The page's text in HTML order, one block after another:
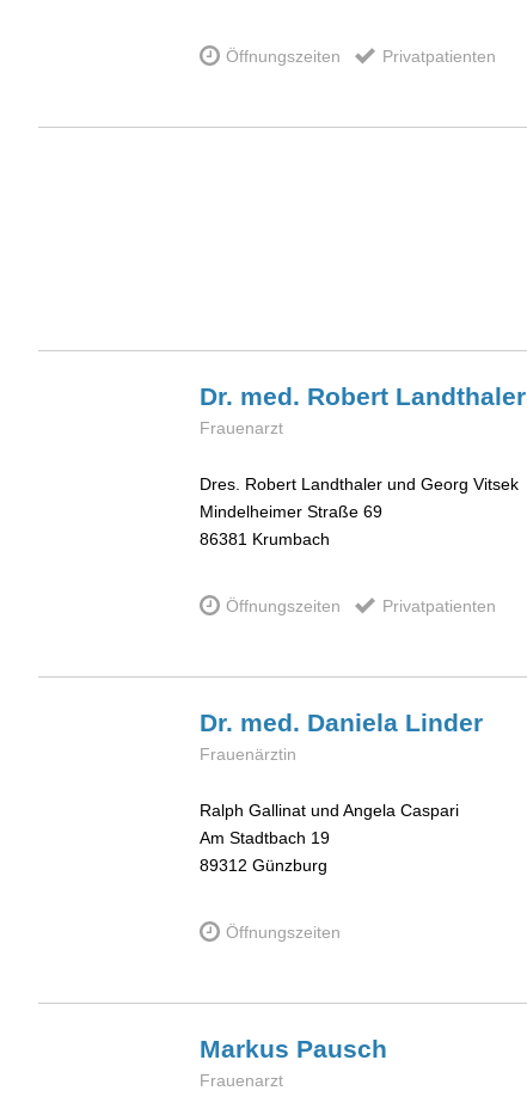
Öffnungszeiten Privatpatienten
Dr. med. Robert Landthaler
Frauenarzt
Dres. Robert Landthaler und Georg Vitsek
Mindelheimer Straße 69
86381 Krumbach
Öffnungszeiten Privatpatienten
Dr. med. Daniela Linder
Frauenärztin
Ralph Gallinat und Angela Caspari
Am Stadtbach 19
89312 Günzburg
Öffnungszeiten
Markus Pausch
Frauenarzt